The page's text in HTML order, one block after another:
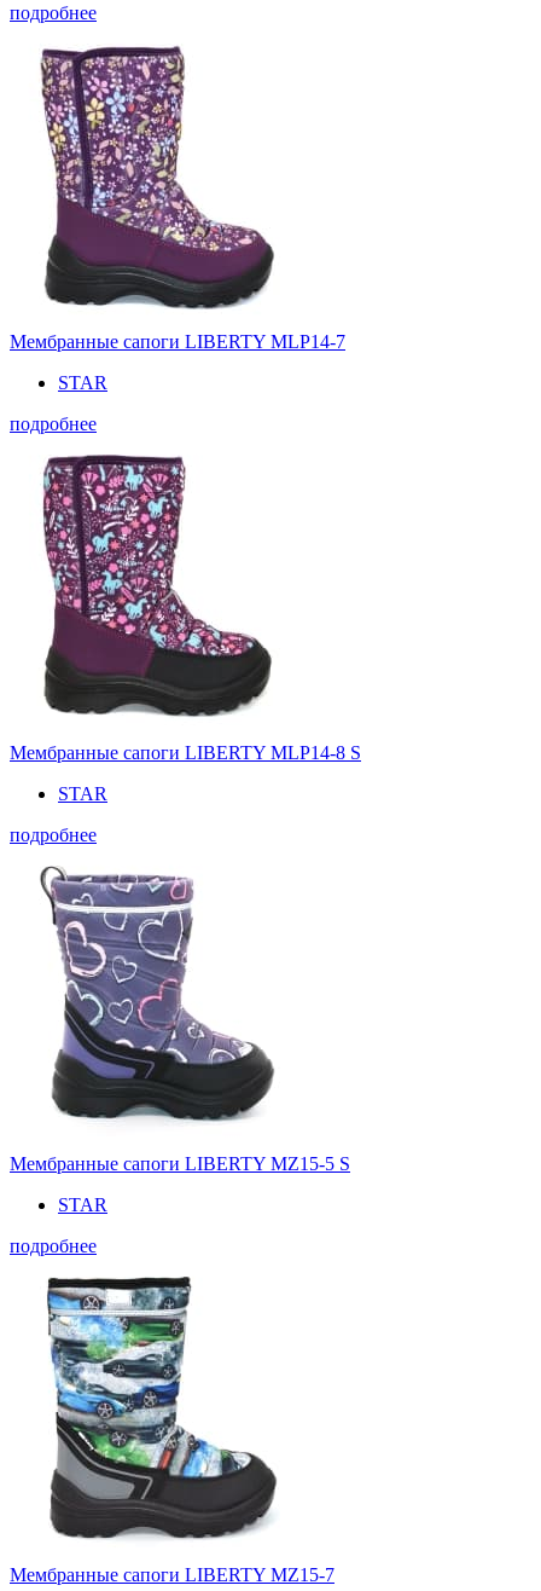
подробнее
Мембранные сапоги LIBERTY MLP14-7
STAR
подробнее
Мембранные сапоги LIBERTY MLP14-8 S
STAR
подробнее
Мембранные сапоги LIBERTY MZ15-5 S
STAR
подробнее
Мембранные сапоги LIBERTY MZ15-7